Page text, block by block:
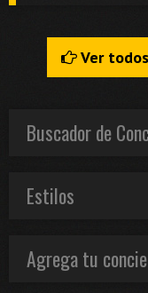
Ver
Buscador de
Estilos
Agrega tu